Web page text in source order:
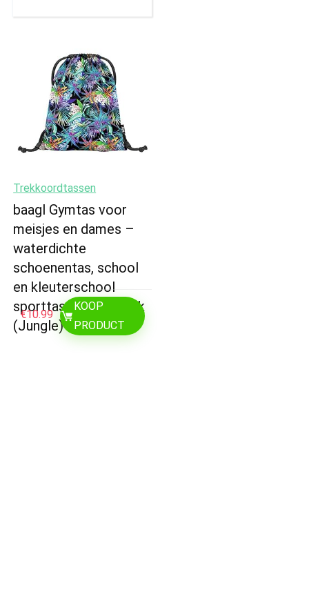
Trekkoordtassen
baagl Gymtas voor
meisjes en dames –
waterdichte
schoenentas, school
en kleuterschool
sporttas, sportrugzak
(Jungle)
€10.99
KOOP
PRODUCT